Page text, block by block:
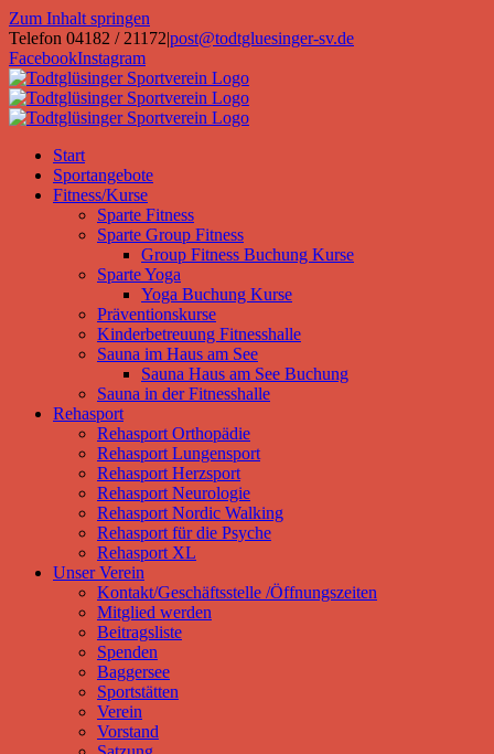
Zum Inhalt springen
Telefon 04182 / 21172|post@todtgluesinger-sv.de
FacebookInstagram
Start
Sportangebote
Fitness/Kurse
Sparte Fitness
Sparte Group Fitness
Group Fitness Buchung Kurse
Sparte Yoga
Yoga Buchung Kurse
Präventionskurse
Kinderbetreuung Fitnesshalle
Sauna im Haus am See
Sauna Haus am See Buchung
Sauna in der Fitnesshalle
Rehasport
Rehasport Orthopädie
Rehasport Lungensport
Rehasport Herzsport
Rehasport Neurologie
Rehasport Nordic Walking
Rehasport für die Psyche
Rehasport XL
Unser Verein
Kontakt/Geschäftsstelle /Öffnungszeiten
Mitglied werden
Beitragsliste
Spenden
Baggersee
Sportstätten
Verein
Vorstand